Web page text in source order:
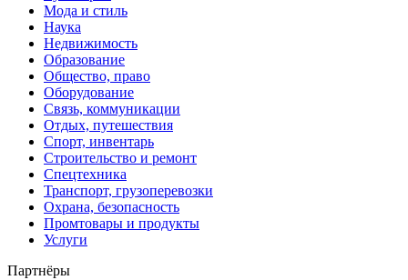
Мода и стиль
Наука
Недвижимость
Образование
Общество, право
Оборудование
Связь, коммуникации
Отдых, путешествия
Спорт, инвентарь
Строительство и ремонт
Спецтехника
Транспорт, грузоперевозки
Охрана, безопасность
Промтовары и продукты
Услуги
Партнёры